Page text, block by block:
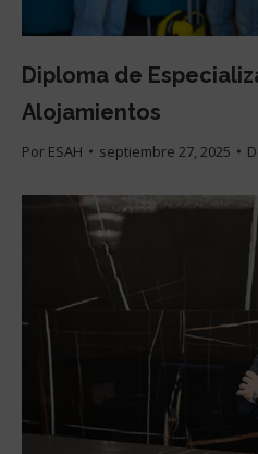
Diploma de
Alojamientos
Por ESAH septiembre 27, 2025